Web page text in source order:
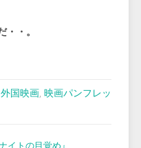
・。
外国映画, 映画パンフレッ
イトの目覚め』